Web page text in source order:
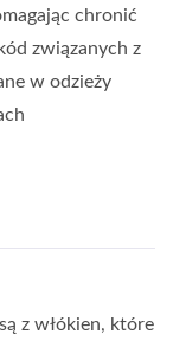
chronić
związanych z
w odzieży
z włókien, które